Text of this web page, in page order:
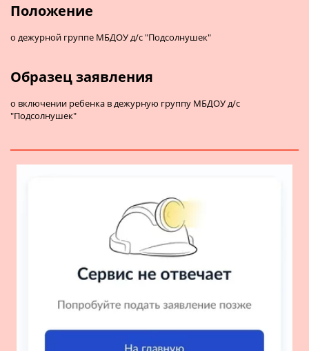
Положение
о дежурной группе МБДОУ д/с "Подсолнушек"
Образец заявления
о включении ребенка в дежурную группу МБДОУ д/с
"Подсолнушек"